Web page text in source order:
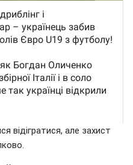
відігратися, але захист